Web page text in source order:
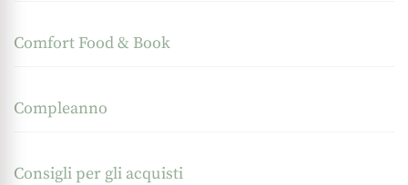
Comfort Food & Book
Compleanno
Consigli per gli acquisti